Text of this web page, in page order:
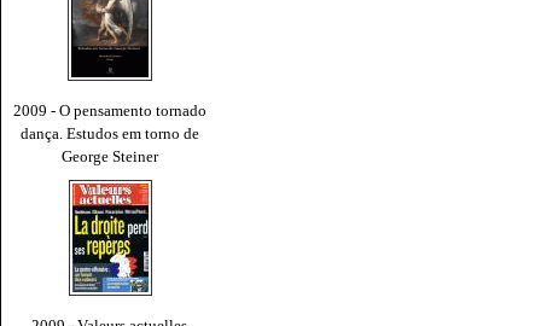
2009 - O pensamento tornado
dança. Estudos em torno de
George Steiner